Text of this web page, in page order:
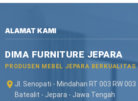
ALAMAT KAMI
DIMA FURNITURE JEPARA
PRODUSEN MEBEL JEPARA BERKUALITAS
Jl. Senopati - Mindahan RT 003 RW 003
Batealit - Jepara - Jawa Tengah